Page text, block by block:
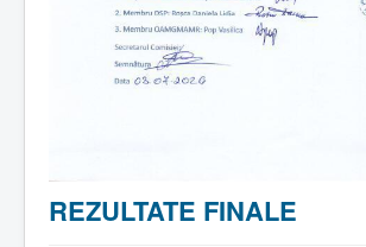
REZULTATE FINALE